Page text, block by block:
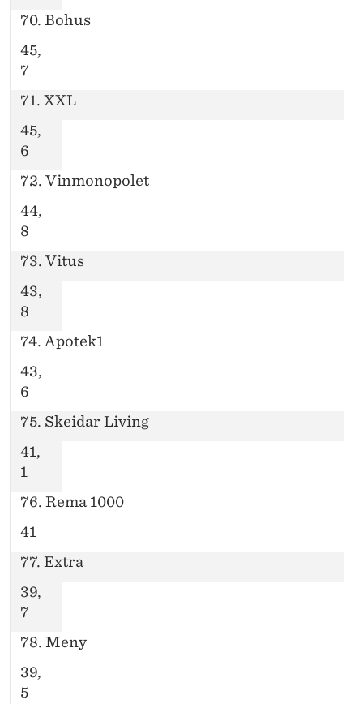
70. Bohus
45,
7
71. XXL
45,
6
72. Vinmonopolet
44,
8
73. Vitus
43,
8
74. Apotek1
43,
6
75. Skeidar Living
41,
1
76. Rema 1000
41
77. Extra
39,
7
78. Meny
39,
5